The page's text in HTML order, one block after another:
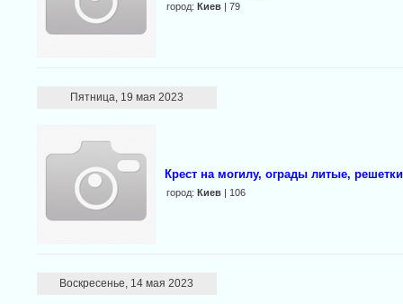
город: Киев| 79
Пятница, 19 мая 2023
Крест на могилу, ограды литые,
город: Киев| 106
Воскресенье, 14 мая 2023